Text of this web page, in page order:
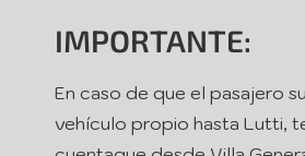
IMPORTANTE:
En caso de que el pasajero
vehículo propio hasta Lutti,